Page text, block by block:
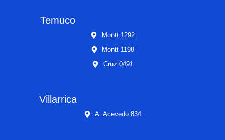
Temuco
Montt 1292
Montt 1198
Cruz 0491
Villarrica
A. Acevedo 834